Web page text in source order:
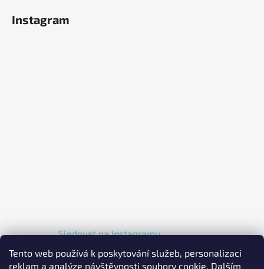
Tento web používá k poskytování služeb, personalizaci
reklam a analýze návštěvnosti soubory cookie. Dalším
Instagram
Sledovat na Instagramu